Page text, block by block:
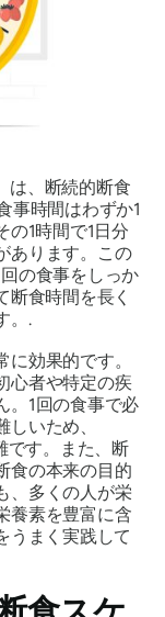
は、断続的断食
事時間はわずか1
の1時間で1日分
あります。この
の食事をしっか
断食時間を長く
。.
効果的です。
心者や特定の疾
。1回の食事で必
いため、
です。また、断
食の本来の目的
、多くの人が栄
養素を豊富に含
うまく実践して